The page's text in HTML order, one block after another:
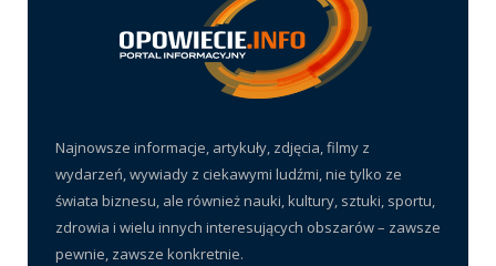
Najnowsze informacje, artykuły, zdjęcia, filmy z
wydarzeń, wywiady z ciekawymi ludźmi, nie tylko ze
świata biznesu, ale również nauki, kultury, sztuki, sportu,
zdrowia i wielu innych interesujących obszarów – zawsze
pewnie, zawsze konkretnie.